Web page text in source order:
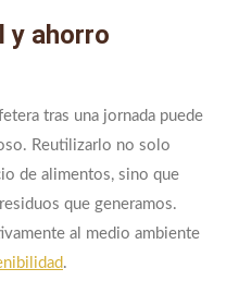
y ahorro
tras una jornada puede
Reutilizarlo no solo
de alimentos, sino que
que generamos.
al medio ambiente
.